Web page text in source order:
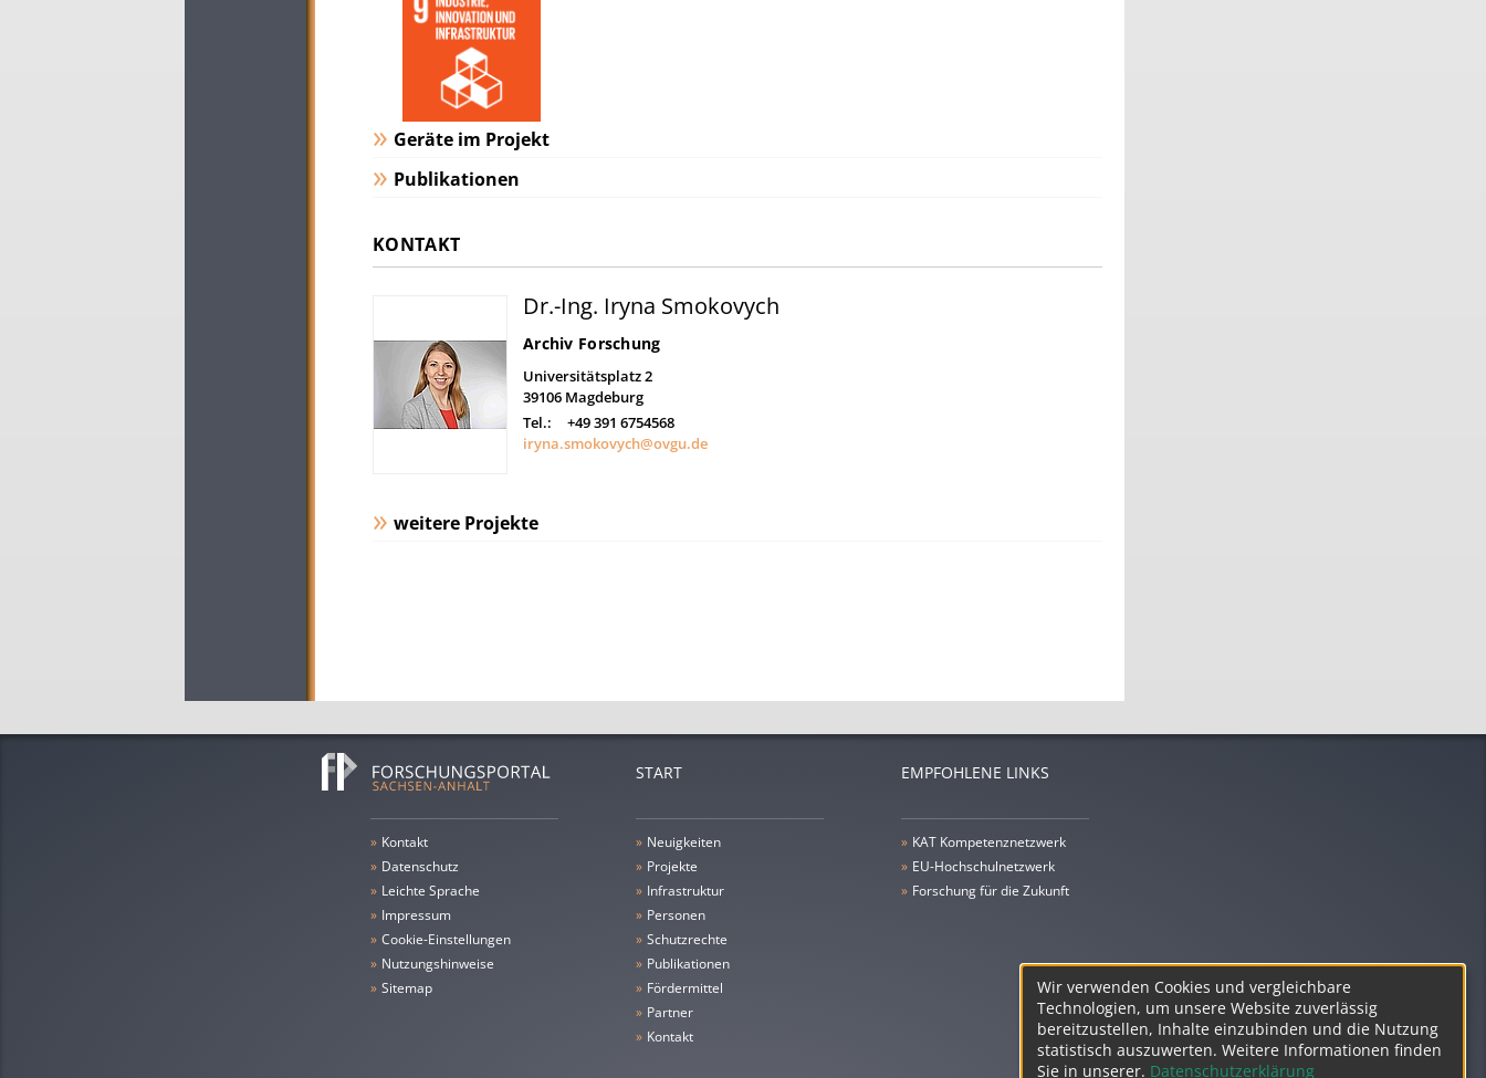
Geräte im Projekt
Publikationen
KONTAKT
Dr.-Ing. Iryna Smokovych
Archiv Forschung
Universitätsplatz 2
39106 Magdeburg
Tel.:
+49 391 6754568
iryna.smokovych@ovgu.de
weitere Projekte
»
Kontakt
»
Datenschutz
» leichte Sprache
» Impressum
»
Cookie-Einstellungen
»
Nutzungshinweise
»
Sitemap
START
» Neuigkeiten
» Projekte
» Infrastruktur
» Personen
» Schutzrechte
» Publikationen
» Fördermittel
» Partner
» Kontakt
EMPFOHLENE LINKS
» KAT Kompetenznetzwerk
» EU-Hochschulnetzwerk
» Forschung für die Zukunft
Wir verwenden Cookies und vergleichbare
Technologien, um unsere Website zuverlässig
bereitzustellen, Inhalte einzubinden und die Nutzung
statistisch auszuwerten. Weitere Informationen finden
Sie in unserer. Datenschutzerklärung